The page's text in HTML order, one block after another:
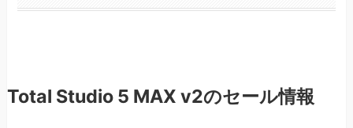
Total Studio 5 MAX v2のセール情報